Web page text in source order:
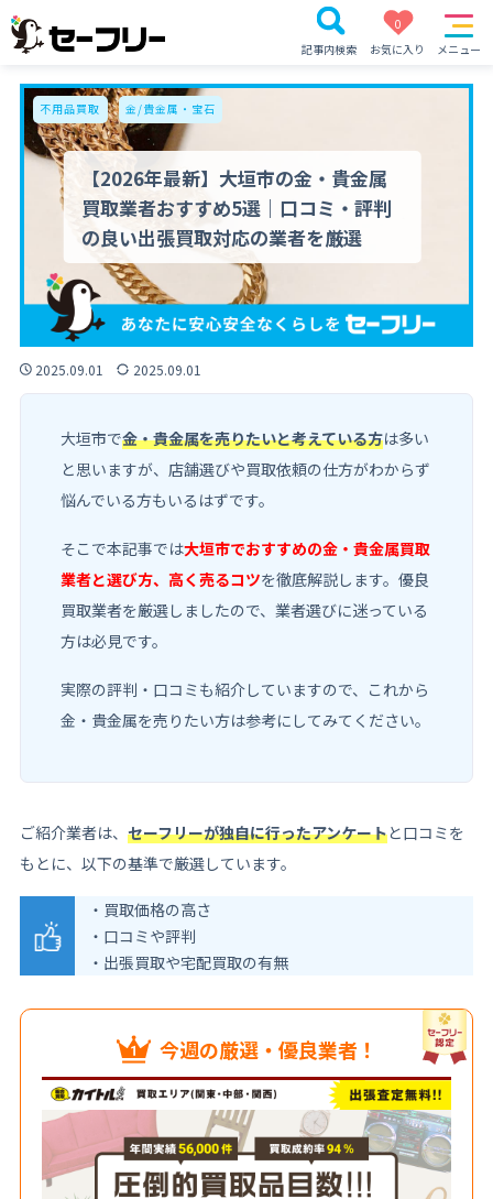
記事内検索
0
お気に入り
メニュー
【2026年最新】大垣市の金・貴金属
買取業者おすすめ5選｜口コミ・評判
の良い出張買取対応の業者を厳選
不用品買取 金/貴金属・宝石
2025.09.01 2025.09.01
大垣市で金・貴金属を売りたいと考えている方は多い
と思いますが、店舗選びや買取依頼の仕方がわからず
悩んでいる方もいるはずです。
そこで本記事では大垣市でおすすめの金・貴金属買取
業者と選び方、高く売るコツを徹底解説します。優良
買取業者を厳選しましたので、業者選びに迷っている
方は必見です。
実際の評判・口コミも紹介していますので、これから
金・貴金属を売りたい方は参考にしてみてください。
ご紹介業者は、 セーフリーが独自に行ったアンケートと口コミを
もとに、以下の基準で厳選しています。
・買取価格の高さ
・口コミや評判
・出張買取や宅配買取の有無
今週の厳選・優良業者！